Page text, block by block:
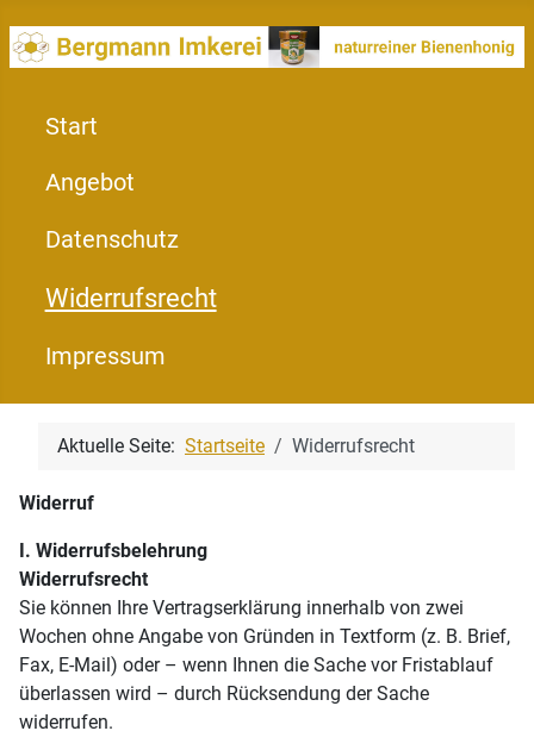
Start
Angebot
Datenschutz
Widerrufsrecht
Impressum
Aktuelle Seite: Startseite Widerrufsrecht
Widerruf
I. Widerrufsbelehrung
Widerrufsrecht
Sie können Ihre Vertragserklärung innerhalb von zwei
Wochen ohne Angabe von Gründen in Textform (z. B. Brief,
Fax, E-Mail) oder – wenn Ihnen die Sache vor Fristablauf
überlassen wird – durch Rücksendung der Sache
widerrufen.